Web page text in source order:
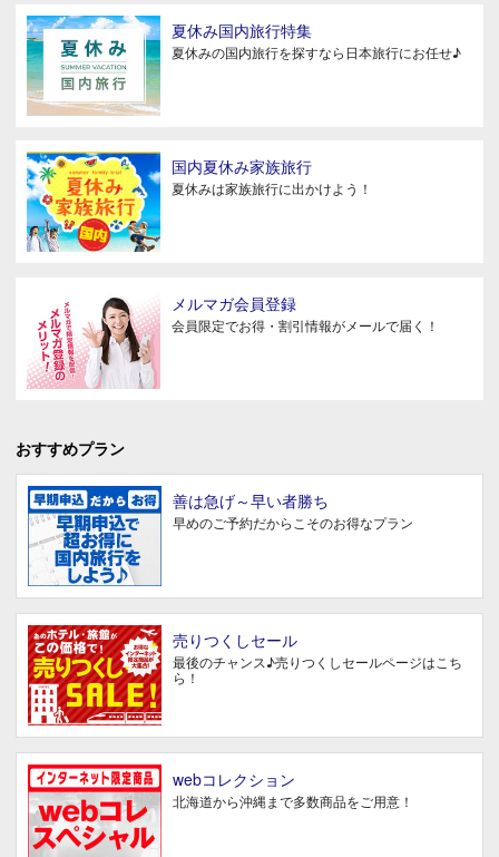
夏休み国内旅行特集
夏休みの国内旅行を探すなら日本旅行にお任せ♪
国内夏休み家族旅行
夏休みは家族旅行に出かけよう！
メルマガ会員登録
会員限定でお得・割引情報がメールで届く！
おすすめプラン
善は急げ～早い者勝ち
早めのご予約だからこそのお得なプラン
売りつくしセール
最後のチャンス♪売りつくしセールページはこち
ら！
webコレクション
北海道から沖縄まで多数商品をご用意！